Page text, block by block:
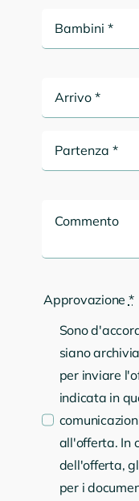
Approvazione *
Sono
siano
per inviare
indicata in
all'offerta. In
dell'offerta,
per i